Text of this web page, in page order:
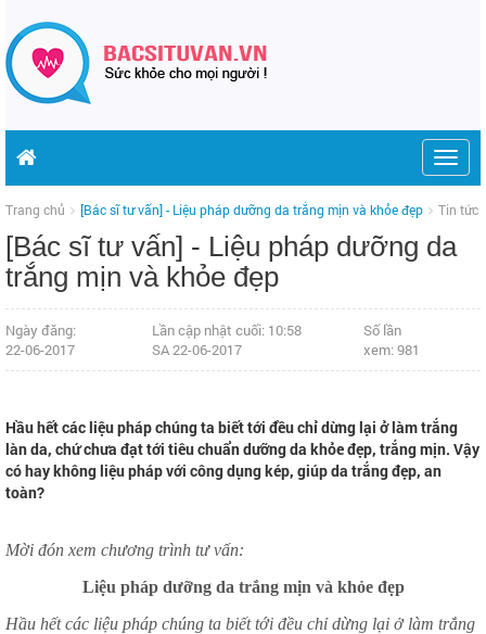
Trang chủ [Bác sĩ tư vấn] - Liệu pháp dưỡng da trắng mịn và khỏe đẹp Tin tức
[Bác sĩ tư vấn] - Liệu pháp dưỡng da
trắng mịn và khỏe đẹp
Ngày đăng:
22-06-2017
Lần cập nhật cuối: 10:58
SA 22-06-2017
Số lần
xem: 981
Hầu hết các liệu pháp chúng ta biết tới đều chỉ dừng lại ở làm trắng
làn da, chứ chưa đạt tới tiêu chuẩn dưỡng da khỏe đẹp, trắng mịn. Vậy
có hay không liệu pháp với công dụng kép, giúp da trắng đẹp, an
toàn?
Mời đón xem chương trình tư vấn:
Liệu pháp dưỡng da trắng mịn và khỏe đẹp
Hầu hết các liệu pháp chúng ta biết tới đều chỉ dừng lại ở làm trắng